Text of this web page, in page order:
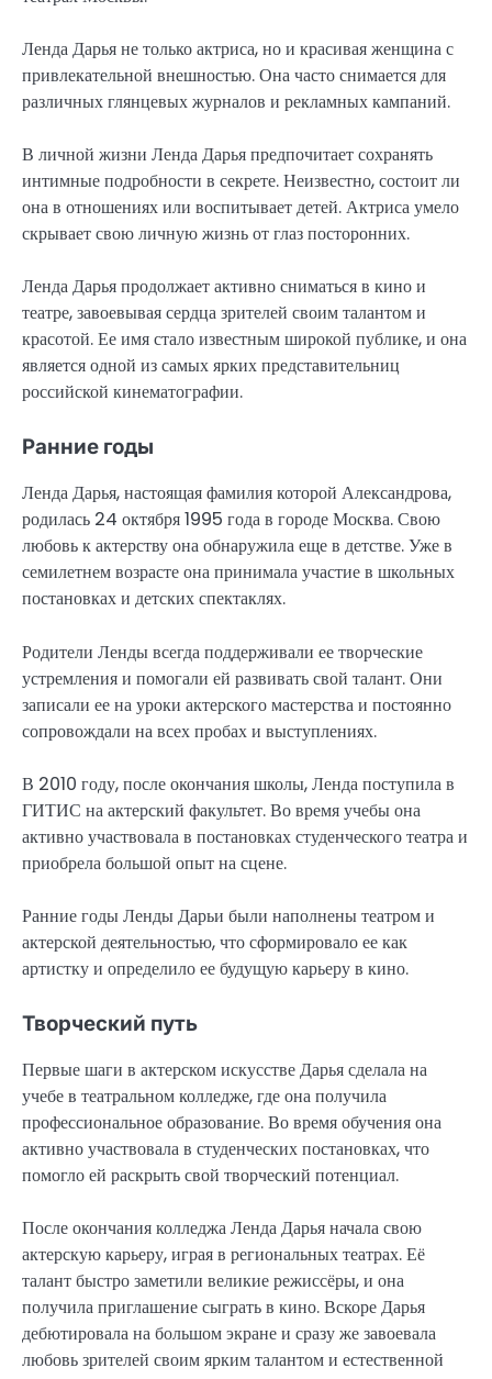
Ленда Дарья не только актриса, но и красивая женщина с
привлекательной внешностью. Она часто снимается для
различных глянцевых журналов и рекламных кампаний.
В личной жизни Ленда Дарья предпочитает сохранять
интимные подробности в секрете. Неизвестно, состоит ли
она в отношениях или воспитывает детей. Актриса умело
скрывает свою личную жизнь от глаз посторонних.
Ленда Дарья продолжает активно сниматься в кино и
театре, завоевывая сердца зрителей своим талантом и
красотой. Ее имя стало известным широкой публике, и она
является одной из самых ярких представительниц
российской кинематографии.
Ранние годы
Ленда Дарья, настоящая фамилия которой Александрова,
родилась 24 октября 1995 года в городе Москва. Свою
любовь к актерству она обнаружила еще в детстве. Уже в
семилетнем возрасте она принимала участие в школьных
постановках и детских спектаклях.
Родители Ленды всегда поддерживали ее творческие
устремления и помогали ей развивать свой талант. Они
записали ее на уроки актерского мастерства и постоянно
сопровождали на всех пробах и выступлениях.
В 2010 году, после окончания школы, Ленда поступила в
ГИТИС на актерский факультет. Во время учебы она
активно участвовала в постановках студенческого театра и
приобрела большой опыт на сцене.
Ранние годы Ленды Дарьи были наполнены театром и
актерской деятельностью, что сформировало ее как
артистку и определило ее будущую карьеру в кино.
Творческий путь
Первые шаги в актерском искусстве Дарья сделала на
учебе в театральном колледже, где она получила
профессиональное образование. Во время обучения она
активно участвовала в студенческих постановках, что
помогло ей раскрыть свой творческий потенциал.
После окончания колледжа Ленда Дарья начала свою
актерскую карьеру, играя в региональных театрах. Её
талант быстро заметили великие режиссёры, и она
получила приглашение сыграть в кино. Вскоре Дарья
дебютировала на большом экране и сразу же завоевала
любовь зрителей своим ярким талантом и естественной